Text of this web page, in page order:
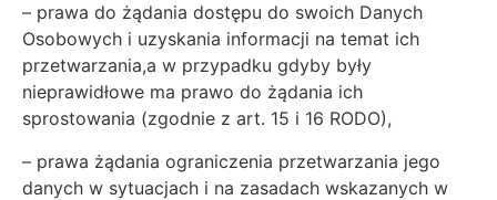
– prawa do żądania dostępu do swoich Danych
Osobowych i uzyskania informacji na temat ich
przetwarzania,a w przypadku gdyby były
nieprawidłowe ma prawo do żądania ich
sprostowania (zgodnie z art. 15 i 16 RODO),
– prawa żądania ograniczenia przetwarzania jego
danych w sytuacjach i na zasadach wskazanych w